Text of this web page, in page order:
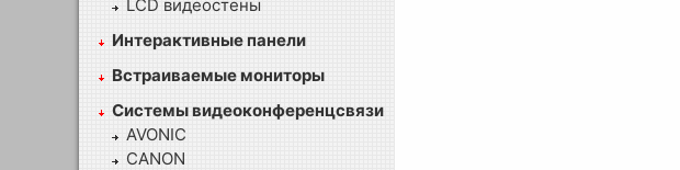
LCD видеостены
Интерактивные панели
Встраиваемые мониторы
Системы видеоконференцсвязи
AVONIC
CANON